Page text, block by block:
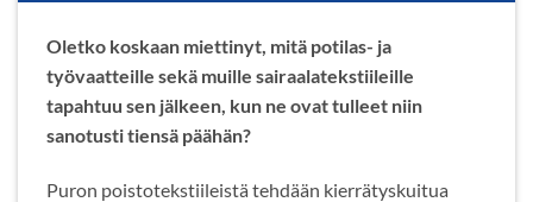
Oletko koskaan miettinyt, mitä potilas- ja
työvaatteille sekä muille sairaalatekstiileille
tapahtuu sen jälkeen, kun ne ovat tulleet niin
sanotusti tiensä päähän?
Puron poistotekstiileistä tehdään kierrätyskuitua